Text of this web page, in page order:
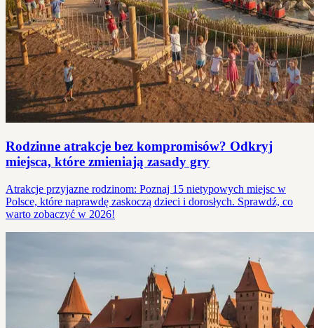
Rodzinne atrakcje bez kompromisów? Odkryj
miejsca, które zmieniają zasady gry
Atrakcje przyjazne rodzinom: Poznaj 15 nietypowych miejsc w
Polsce, które naprawdę zaskoczą dzieci i dorosłych. Sprawdź, co
warto zobaczyć w 2026!